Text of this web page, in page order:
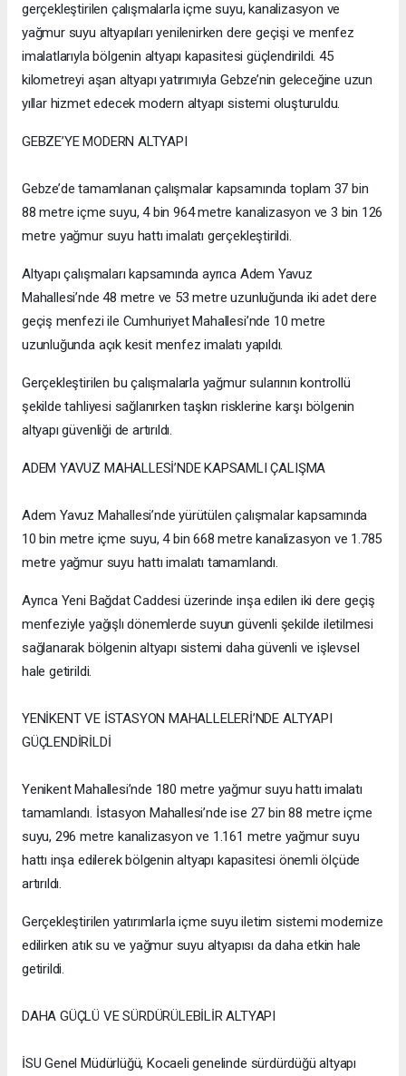
gerçekleştirilen çalışmalarla içme suyu, kanalizasyon ve
yağmur suyu altyapıları yenilenirken dere geçişi ve menfez
imalatlarıyla bölgenin altyapı kapasitesi güçlendirildi. 45
kilometreyi aşan altyapı yatırımıyla Gebze’nin geleceğine uzun
yıllar hizmet edecek modern altyapı sistemi oluşturuldu.
GEBZE’YE MODERN ALTYAPI
Gebze’de tamamlanan çalışmalar kapsamında toplam 37 bin
88 metre içme suyu, 4 bin 964 metre kanalizasyon ve 3 bin 126
metre yağmur suyu hattı imalatı gerçekleştirildi.
Altyapı çalışmaları kapsamında ayrıca Adem Yavuz
Mahallesi’nde 48 metre ve 53 metre uzunluğunda iki adet dere
geçiş menfezi ile Cumhuriyet Mahallesi’nde 10 metre
uzunluğunda açık kesit menfez imalatı yapıldı.
Gerçekleştirilen bu çalışmalarla yağmur sularının kontrollü
şekilde tahliyesi sağlanırken taşkın risklerine karşı bölgenin
altyapı güvenliği de artırıldı.
ADEM YAVUZ MAHALLESİ’NDE KAPSAMLI ÇALIŞMA
Adem Yavuz Mahallesi’nde yürütülen çalışmalar kapsamında
10 bin metre içme suyu, 4 bin 668 metre kanalizasyon ve 1.785
metre yağmur suyu hattı imalatı tamamlandı.
Ayrıca Yeni Bağdat Caddesi üzerinde inşa edilen iki dere geçiş
menfeziyle yağışlı dönemlerde suyun güvenli şekilde iletilmesi
sağlanarak bölgenin altyapı sistemi daha güvenli ve işlevsel
hale getirildi.
YENİKENT VE İSTASYON MAHALLELERİ’NDE ALTYAPI
GÜÇLENDİRİLDİ
Yenikent Mahallesi’nde 180 metre yağmur suyu hattı imalatı
tamamlandı. İstasyon Mahallesi’nde ise 27 bin 88 metre içme
suyu, 296 metre kanalizasyon ve 1.161 metre yağmur suyu
hattı inşa edilerek bölgenin altyapı kapasitesi önemli ölçüde
artırıldı.
Gerçekleştirilen yatırımlarla içme suyu iletim sistemi modernize
edilirken atık su ve yağmur suyu altyapısı da daha etkin hale
getirildi.
DAHA GÜÇLÜ VE SÜRDÜRÜLEBİLİR ALTYAPI
İSU Genel Müdürlüğü, Kocaeli genelinde sürdürdüğü altyapı